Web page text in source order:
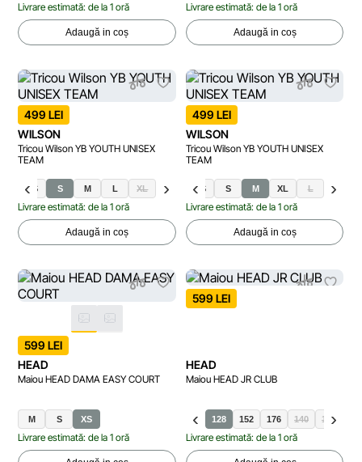
Livrare estimată: de la 1 oră
Adaugă in coș
Livrare estimată: de la 1 oră
Adaugă in coș
499 LEI
WILSON
Tricou Wilson YB YOUTH UNISEX
TEAM
XS S M L XL
Livrare estimată: de la 1 oră
Adaugă in coș
499 LEI
WILSON
Tricou Wilson YB YOUTH UNISEX
TEAM
XS S M XL L
Livrare estimată: de la 1 oră
Adaugă in coș
599 LEI
HEAD
Maiou HEAD DAMA EASY COURT
M S XS
Livrare estimată: de la 1 oră
599 LEI
HEAD
Maiou HEAD JR CLUB
128 152 176 140 164
Livrare estimată: de la 1 oră